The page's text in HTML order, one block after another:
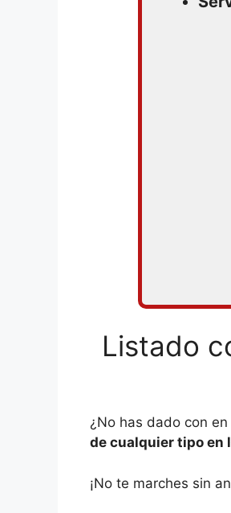
Listado
¿No has dado con
de cualquier tipo en
¡No te marches sin